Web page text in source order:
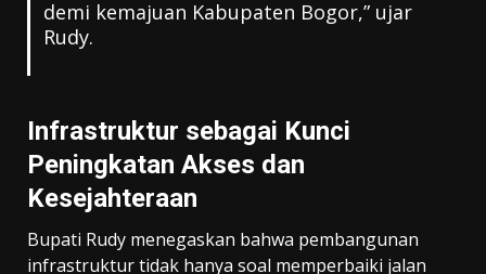
demi kemajuan Kabupaten Bogor,” ujar
Rudy.
Infrastruktur sebagai Kunci
Peningkatan Akses dan
Kesejahteraan
Bupati Rudy menegaskan bahwa pembangunan
infrastruktur tidak hanya soal memperbaiki jalan